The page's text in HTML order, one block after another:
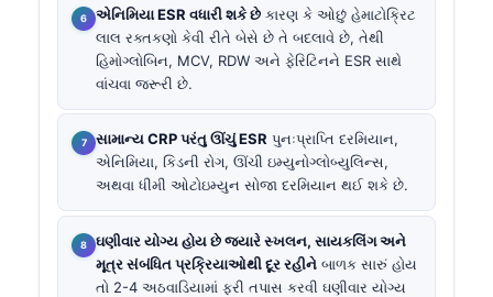
એનિમિયા ESR વધારી શકે છે કારણ કે ઓછું હેમાટોક્રિટ
લાલ રક્તકણો કેવી રીતે બેસે છે તે બદલાવે છે, તેથી
હિમોગ્લોબિન, MCV, RDW અને ફેરિટિનને ESR સાથે
વાંચવા જરૂરી છે.
સામાન્ય CRP પરંતુ ઊંચું ESR પુનઃપ્રાપ્તિ દરમિયાન,
એનિમિયા, કિડની રોગ, ઊંચી ઇમ્યુનોગ્લોબ્યુલિન્સ,
અથવા ધીમી ઓટોઇમ્યુન સોજા દરમિયાન થઈ શકે છે.
ઘણીવાર યોગ્ય હોય છે જ્યારે સ્ખલન, સાયકલિંગ અને
મૂત્ર સંબંધિત પ્રક્રિયાઓથી દૂર રહીને બાળક સારું હોય
તો 2-4 અઠવાડિયામાં ફરી તપાસ કરવી ઘણીવાર યોગ્ય